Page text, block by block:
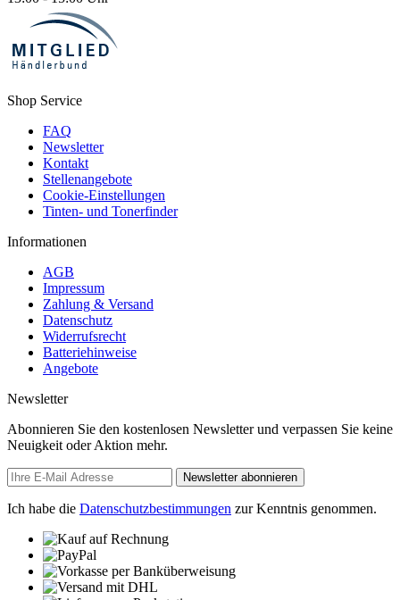
Shop Service
FAQ
Newsletter
Kontakt
Stellenangebote
Cookie-Einstellungen
Tinten- und Tonerfinder
Informationen
AGB
Impressum
Zahlung & Versand
Datenschutz
Widerrufsrecht
Batteriehinweise
Angebote
Newsletter
Abonnieren Sie den kostenlosen Newsletter und verpassen Sie keine
Neuigkeit oder Aktion mehr.
Newsletter abonnieren
Ich habe die Datenschutzbestimmungen zur Kenntnis genommen.